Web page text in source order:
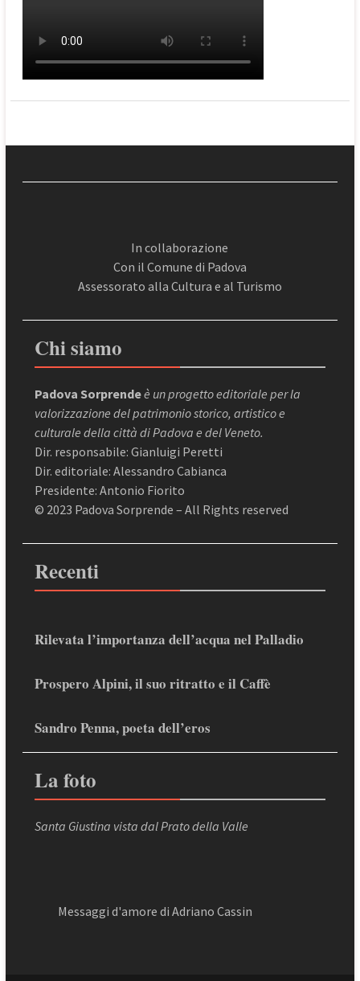
In collaborazione
Con il Comune di Padova
Assessorato alla Cultura e al Turismo
Chi siamo
Padova Sorprendeè un progetto editoriale per la
valorizzazione del patrimonio storico, artistico e
culturale della città di Padova e del Veneto.
Dir. responsabile: Gianluigi Peretti
Dir. editoriale: Alessandro Cabianca
Presidente: Antonio Fiorito
© 2023 Padova Sorprende – All Rights reserved
Recenti
Rilevata l’importanza dell’acqua nel Palladio
Prospero Alpini, il suo ritratto e il Caffè
Sandro Penna, poeta dell’eros
La foto
Santa Giustina vista dal Prato della Valle
Messaggi d'amore di Adriano Cassin